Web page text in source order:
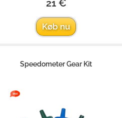
21 €
Køb nu
Speedometer Gear Kit